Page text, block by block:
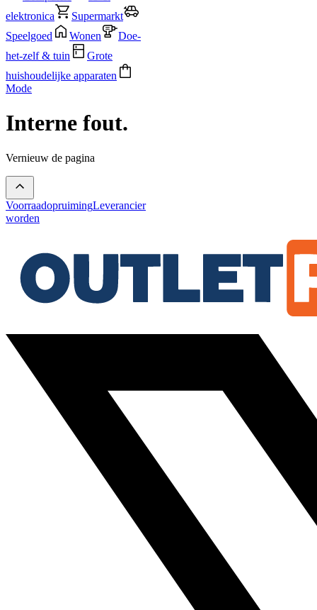
elektronica
Supermarkt
Speelgoed
Wonen
Doe-
het-zelf & tuin
Grote
huishoudelijke apparaten
Mode
Interne fout.
Vernieuw de pagina
VoorraadopruimingLeverancier
worden